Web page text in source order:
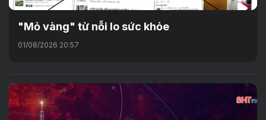
"Mỏ vàng" từ nỗi lo sức khỏe
01/08/2026 20:57